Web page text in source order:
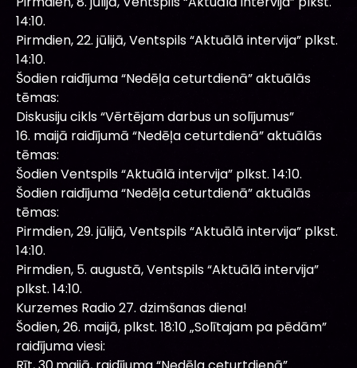
14:10.
Pirmdien, 22. jūlijā, Ventspils “Aktuālā intervija” plkst.
14:10.
Šodien raidījuma “Nedēļa ceturtdienā” aktuālās
tēmas:
Diskusiju cikls “Vērtējam darbus un solījumus”
16. maijā raidījumā “Nedēļa ceturtdienā” aktuālās
tēmas:
Šodien Ventspils “Aktuālā intervija” plkst. 14:10.
Šodien raidījuma “Nedēļa ceturtdienā” aktuālās
tēmas:
Pirmdien, 29. jūlijā, Ventspils “Aktuālā intervija” plkst.
14:10.
Pirmdien, 5. augustā, Ventspils “Aktuālā intervija”
plkst. 14:10.
Kurzemes Radio 27. dzimšanas diena!
Šodien, 26. maijā, plkst. 18:10 „Solītajam pa pēdām”
raidījuma viesi: